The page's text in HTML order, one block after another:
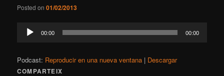
Posted on01/02/2013
Reproductor
00:00 00:00
Podcast: Reproducir en una nueva ventana | Descargar
COMPARTEIX